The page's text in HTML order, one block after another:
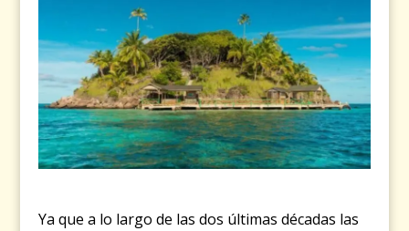
Ya que a lo largo de las dos últimas décadas las